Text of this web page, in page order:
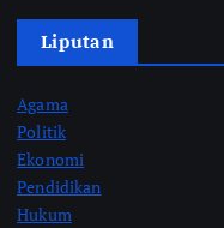
Liputan
Agama
Politik
Ekonomi
Pendidikan
Hukum